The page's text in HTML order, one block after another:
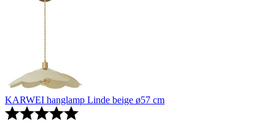
KARWEI hanglamp Linde beige ø57 cm